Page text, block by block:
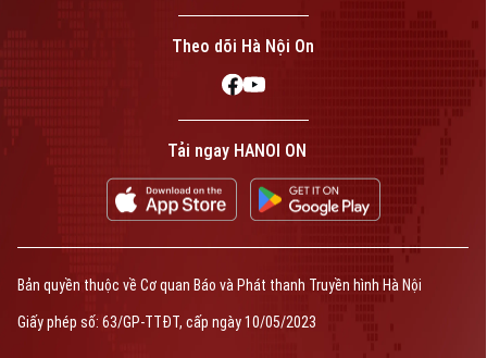
Theo dõi Hà Nội On
Tải ngay HANOI ON
Bản quyền thuộc về Cơ quan Báo và Phát thanh Truyền hình Hà Nội
Giấy phép số: 63/GP-TTĐT, cấp ngày 10/05/2023